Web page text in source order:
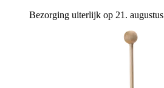
Bezorging uiterlijk op 21. augustus